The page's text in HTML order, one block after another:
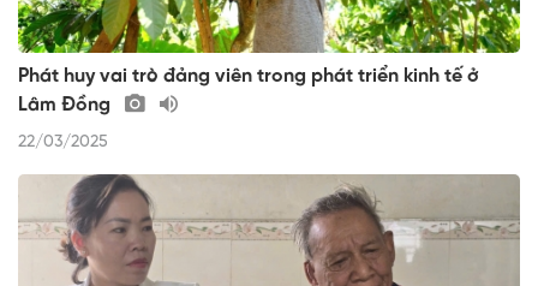
Phát huy vai trò đảng viên trong phát triển kinh tế ở
Lâm Đồng
22/03/2025